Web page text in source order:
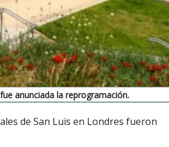
anunciada la reprogramación.
de San Luis en Londres fueron